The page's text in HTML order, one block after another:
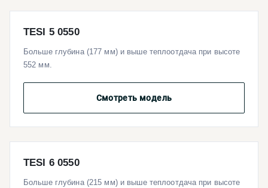
TESI 5 0550
Больше глубина (177 мм) и выше теплоотдача при высоте
552 мм.
Смотреть модель
TESI 6 0550
Больше глубина (215 мм) и выше теплоотдача при высоте